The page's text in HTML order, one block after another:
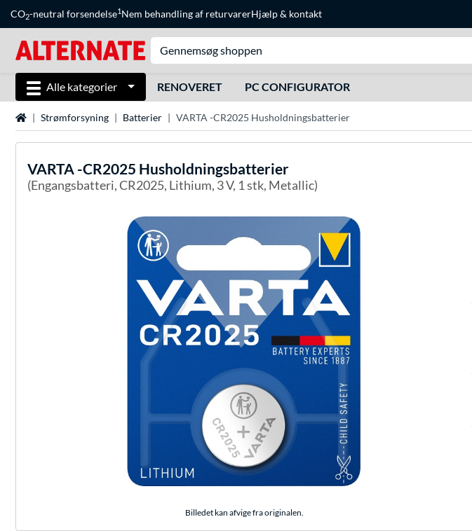
CO2-neutral forsendelse1Nem behandling af returvarerHjælp& kontakt
Alle kategorier RENOVERET PC CONFIGURATOR
StartsideStrømforsyning Batterier VARTA -CR2025 Husholdningsbatterier
VARTA -CR2025 Husholdningsbatterier
(Engangsbatteri, CR2025, Lithium, 3 V, 1 stk, Metallic)
Billedet kan afvige fra originalen.